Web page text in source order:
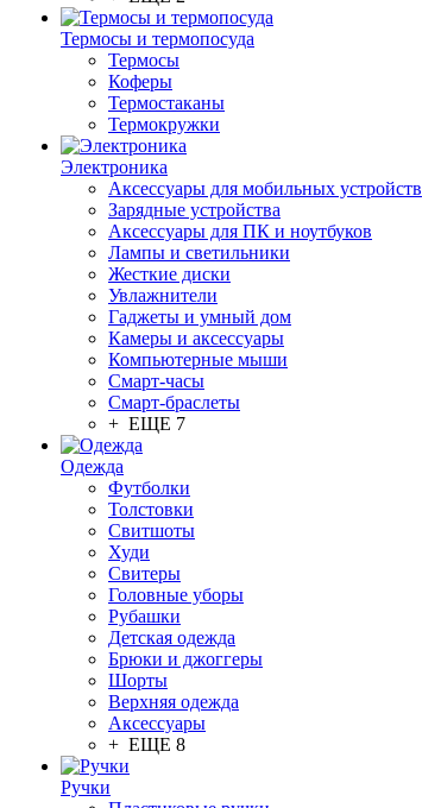
Термосы и термопосуда
Термосы
Коферы
Термостаканы
Термокружки
Электроника
Аксессуары для мобильных устройств
Зарядные устройства
Аксессуары для ПК и ноутбуков
Лампы и светильники
Жесткие диски
Увлажнители
Гаджеты и умный дом
Камеры и аксессуары
Компьютерные мыши
Смарт-часы
Смарт-браслеты
+ ЕЩЕ 7
Одежда
Футболки
Толстовки
Свитшоты
Худи
Свитеры
Головные уборы
Рубашки
Детская одежда
Брюки и джоггеры
Шорты
Верхняя одежда
Аксессуары
+ ЕЩЕ 8
Ручки